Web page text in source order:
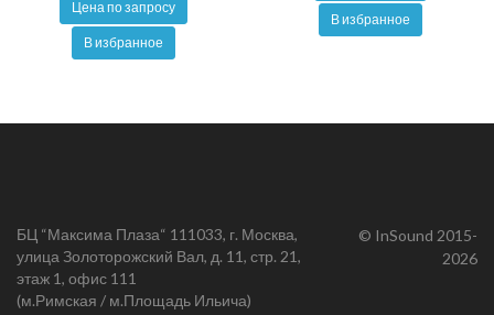
Цена по запросу
В избранное
В избранное
БЦ “Максима Плаза“ 111033, г. Москва,
улица Золоторожский Вал, д. 11, стр. 21,
этаж 1, офис 111
(м.Римская / м.Площадь Ильича)
© InSound 2015-
2026